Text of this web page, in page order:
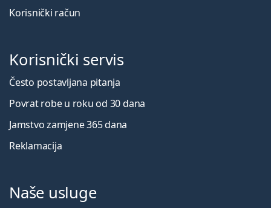
Korisnički račun
Korisnički servis
Često postavljana pitanja
Povrat robe u roku od 30 dana
Jamstvo zamjene 365 dana
Reklamacija
Naše usluge